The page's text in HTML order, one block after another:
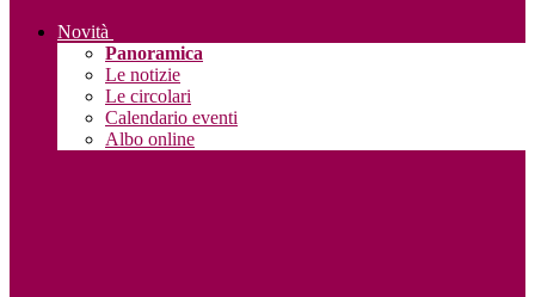
Novità
Panoramica
Le notizie
Le circolari
Calendario eventi
Albo online